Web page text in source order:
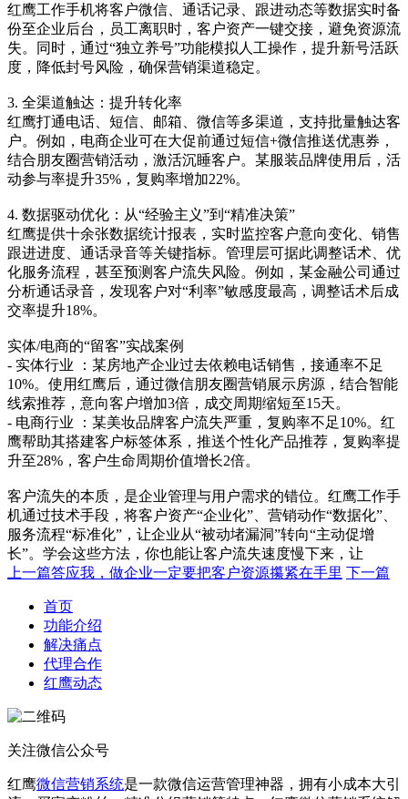
红鹰工作手机将客户微信、通话记录、跟进动态等数据实时备
份至企业后台，员工离职时，客户资产一键交接，避免资源流
失。同时，通过“独立养号”功能模拟人工操作，提升新号活跃
度，降低封号风险，确保营销渠道稳定。
3. 全渠道触达：提升转化率
红鹰打通电话、短信、邮箱、微信等多渠道，支持批量触达客
户。例如，电商企业可在大促前通过短信+微信推送优惠券，
结合朋友圈营销活动，激活沉睡客户。某服装品牌使用后，活
动参与率提升35%，复购率增加22%。
4. 数据驱动优化：从“经验主义”到“精准决策”
红鹰提供十余张数据统计报表，实时监控客户意向变化、销售
跟进进度、通话录音等关键指标。管理层可据此调整话术、优
化服务流程，甚至预测客户流失风险。例如，某金融公司通过
分析通话录音，发现客户对“利率”敏感度最高，调整话术后成
交率提升18%。
实体/电商的“留客”实战案例
- 实体行业 ：某房地产企业过去依赖电话销售，接通率不足
10%。使用红鹰后，通过微信朋友圈营销展示房源，结合智能
线索推荐，意向客户增加3倍，成交周期缩短至15天。
- 电商行业 ：某美妆品牌客户流失严重，复购率不足10%。红
鹰帮助其搭建客户标签体系，推送个性化产品推荐，复购率提
升至28%，客户生命周期价值增长2倍。
客户流失的本质，是企业管理与用户需求的错位。红鹰工作手
机通过技术手段，将客户资产“企业化”、营销动作“数据化”、
服务流程“标准化”，让企业从“被动堵漏洞”转向“主动促增
长”。学会这些方法，你也能让客户流失速度慢下来，让
上一篇答应我，做企业一定要把客户资源攥紧在手里 下一篇
首页
功能介绍
解决痛点
代理合作
红鹰动态
关注微信公众号
红鹰微信营销系统是一款微信运营管理神器，拥有小成本大引